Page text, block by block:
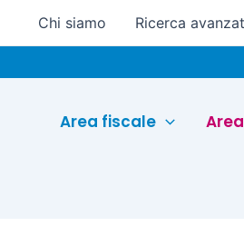
Chi siamo Ricerca
Area fiscale